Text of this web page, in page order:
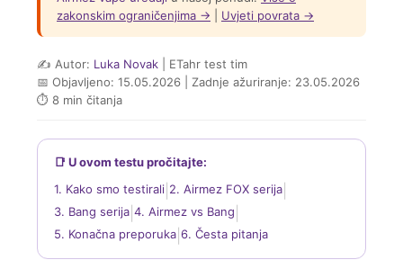
zakonskim ograničenjima →
Uvjeti povrata →
✍️ Autor: Luka Novak | ETahr test tim
📅 Objavljeno: 15.05.2026 | Zadnje ažuriranje: 23.05.2026
⏱ 8 min čitanja
📑 U ovom testu pročitajte:
1. Kako smo testirali 2. Airmez FOX serija
3. Bang serija 4. Airmez vs Bang
5. Konačna preporuka 6. Česta pitanja